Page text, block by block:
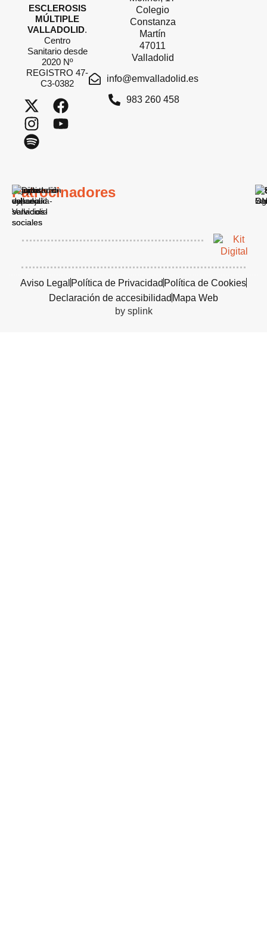
ESCLEROSIS
MÚLTIPLE
VALLADOLID.
Centro
Sanitario desde
2020 Nº
REGISTRO 47-
C3-0382
Colegio
Constanza
Martín
47011
Valladolid
info@emvalladolid.es
983 260 458
Patrocinadores
Aviso Legal Política de Privacidad Política de Cookies
Declaración de accesibilidad Mapa Web
by splink